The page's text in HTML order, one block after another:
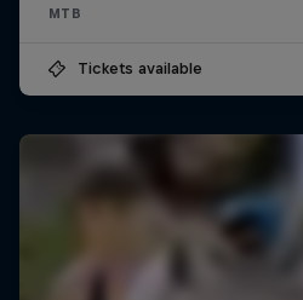
MTB
Tickets available